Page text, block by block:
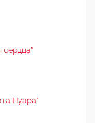
сердца"
Нуара"